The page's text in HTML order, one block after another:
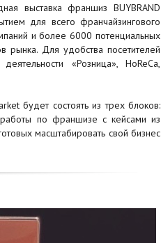
выставка франшиз BUYBRAND
для всего франчайзингового
и более 6000 потенциальных
рынка. Для удобства посетителей
«Розница», HoReCa,
будет состоять из трех блоков:
по франшизе с кейсами из
масштабировать свой бизнес